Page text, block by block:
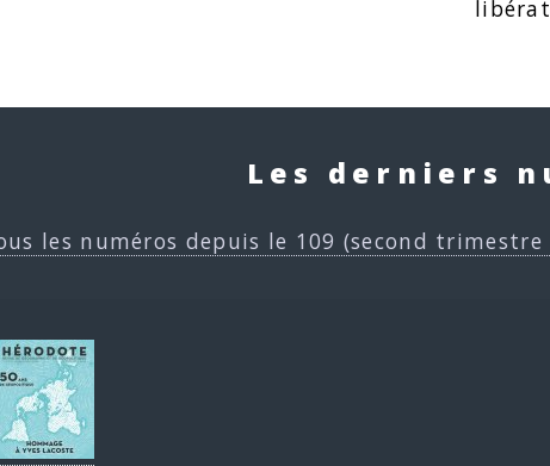
Les derniers
les numéros depuis le 109 (second trimestre